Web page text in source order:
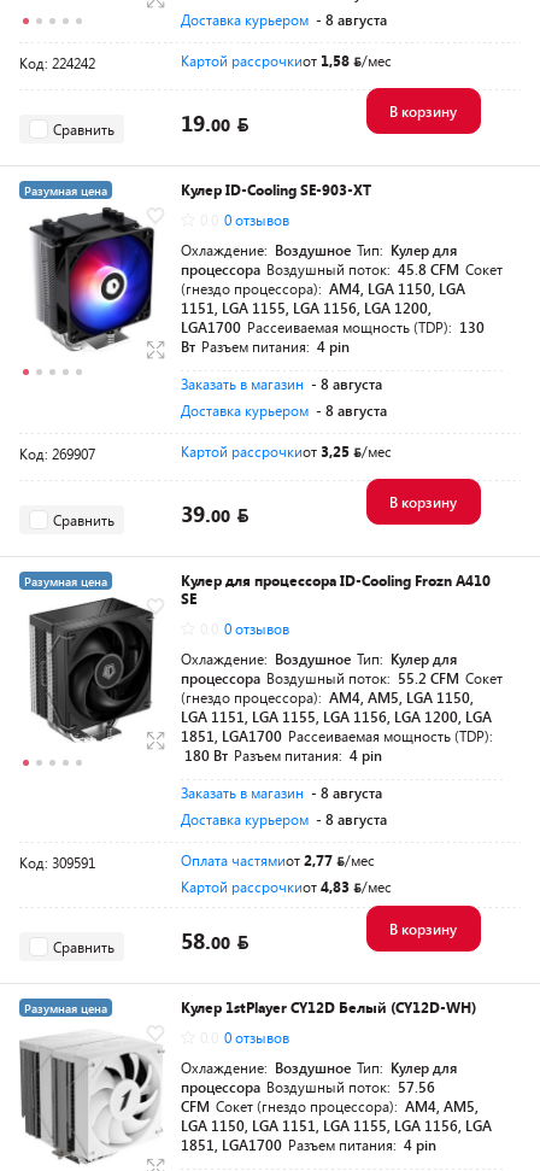
Доставка курьером - 8 августа
Код: 224242 Картой рассрочкиот 1,58 /мес
Сравнить 19.00
В корзину
Разумная цена
Кулер ID-Cooling SE-903-XT
0 отзывов
Охлаждение: Воздушное Тип: Кулер для
процессора Воздушный поток: 45.8 CFM Сокет
(гнездо процессора): AM4, LGA 1150, LGA
1151, LGA 1155, LGA 1156, LGA 1200,
LGA1700 Рассеиваемая мощность (TDP): 130
Вт Разъем питания: 4 pin
Заказать в магазин - 8 августа
Доставка курьером - 8 августа
Код: 269907 Картой рассрочкиот3,25 /мес
Сравнить 39.00
В корзину
Разумная цена
Кулер для процессора ID-Cooling Frozn A410
SE
0 отзывов
Охлаждение: Воздушное Тип: Кулер для
процессора Воздушный поток: 55.2 CFM Сокет
(гнездо процессора): AM4, AM5, LGA 1150,
LGA 1151, LGA 1155, LGA 1156, LGA 1200, LGA
1851, LGA1700 Рассеиваемая мощность (TDP):
180 Вт Разъем питания: 4 pin
Заказать в магазин - 8 августа
Доставка курьером - 8 августа
Код: 309591 Оплата частямиот2,77
/мес
Картой рассрочкиот4,83 /мес
Сравнить 58.00
В корзину
Разумная цена
Кулер 1stPlayer CY12D Белый (CY12D-WH)
0 отзывов
Охлаждение: Воздушное Тип: Кулер для
процессора Воздушный поток: 57.56
CFM Сокет (гнездо процессора): AM4, AM5,
LGA 1150, LGA 1151, LGA 1155, LGA 1156, LGA
1851, LGA1700 Разъем питания: 4 pin